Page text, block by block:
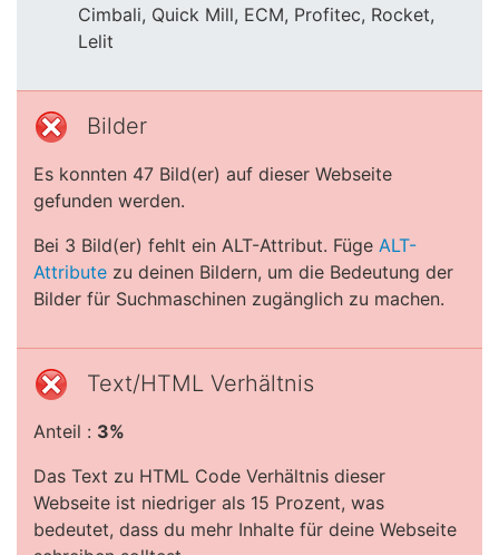
Cimbali, Quick Mill, ECM, Profitec, Rocket,
Lelit
Bilder
Es konnten 47 Bild(er) auf dieser Webseite
gefunden werden.
Bei 3 Bild(er) fehlt ein ALT-Attribut. Füge ALT-
Attribute zu deinen Bildern, um die Bedeutung der
Bilder für Suchmaschinen zugänglich zu machen.
Text/HTML Verhältnis
Anteil : 3%
Das Text zu HTML Code Verhältnis dieser
Webseite ist niedriger als 15 Prozent, was
bedeutet, dass du mehr Inhalte für deine Webseite